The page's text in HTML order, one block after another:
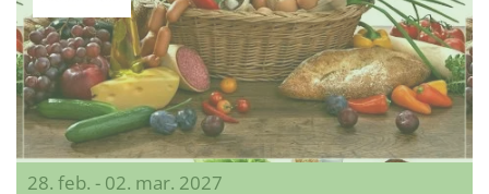
28. feb. - 02. mar. 2027